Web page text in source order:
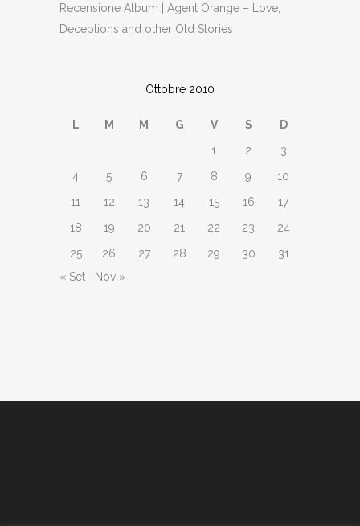
Recensione Album | Agent Orange – Love,
Deceptions and other Old Stories
Ottobre 2010
L M M G V S
D
1
2
3
4
5 6 7 8 9
10
11
12 13 14 15 16
17
18
19 20 21 22 23
24
25
26 27 28 29 30
31
« Set
Nov »